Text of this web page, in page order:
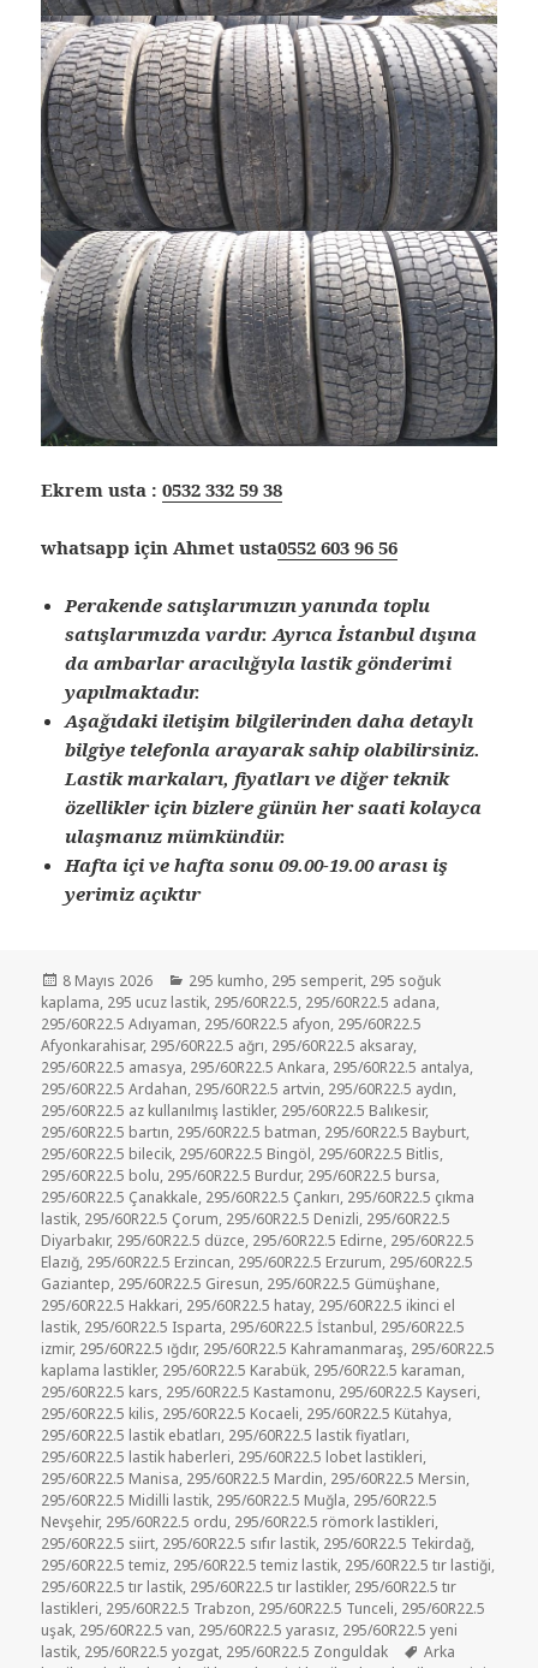
Ekrem usta :0532 332 59 38
whatsapp için Ahmet usta0552 603 96 56
Perakende satışlarımızın yanında toplu
satışlarımızda vardır. Ayrıca İstanbul dışına
da ambarlar aracılığıyla lastik gönderimi
yapılmaktadır.
Aşağıdaki iletişim bilgilerinden daha detaylı
bilgiye telefonla arayarak sahip olabilirsiniz.
Lastik markaları, fiyatları ve diğer teknik
özellikler için bizlere günün her saati kolayca
ulaşmanız mümkündür.
Hafta içi ve hafta sonu 09.00-19.00 arası iş
yerimiz açıktır
Yayın
tarihi
8 Mayıs 2026 Kategoriler
295 kumho, 295 semperit, 295 soğuk
kaplama, 295 ucuz lastik, 295/60R22.5, 295/60R22.5 adana,
295/60R22.5 Adıyaman, 295/60R22.5 afyon, 295/60R22.5
Afyonkarahisar, 295/60R22.5 ağrı, 295/60R22.5 aksaray,
295/60R22.5 amasya, 295/60R22.5 Ankara, 295/60R22.5 antalya,
295/60R22.5 Ardahan, 295/60R22.5 artvin, 295/60R22.5 aydın,
295/60R22.5 az kullanılmış lastikler, 295/60R22.5 Balıkesir,
295/60R22.5 bartın, 295/60R22.5 batman, 295/60R22.5 Bayburt,
295/60R22.5 bilecik, 295/60R22.5 Bingöl, 295/60R22.5 Bitlis,
295/60R22.5 bolu, 295/60R22.5 Burdur, 295/60R22.5 bursa,
295/60R22.5 Çanakkale, 295/60R22.5 Çankırı, 295/60R22.5 çıkma
lastik, 295/60R22.5 Çorum, 295/60R22.5 Denizli, 295/60R22.5
Diyarbakır, 295/60R22.5 düzce, 295/60R22.5 Edirne, 295/60R22.5
Elazığ, 295/60R22.5 Erzincan, 295/60R22.5 Erzurum, 295/60R22.5
Gaziantep, 295/60R22.5 Giresun, 295/60R22.5 Gümüşhane,
295/60R22.5 Hakkari, 295/60R22.5 hatay, 295/60R22.5 ikinci el
lastik, 295/60R22.5 Isparta, 295/60R22.5 İstanbul, 295/60R22.5
izmir, 295/60R22.5 ığdır, 295/60R22.5 Kahramanmaraş, 295/60R22.5
kaplama lastikler, 295/60R22.5 Karabük, 295/60R22.5 karaman,
295/60R22.5 kars, 295/60R22.5 Kastamonu, 295/60R22.5 Kayseri,
295/60R22.5 kilis, 295/60R22.5 Kocaeli, 295/60R22.5 Kütahya,
295/60R22.5 lastik ebatları, 295/60R22.5 lastik fiyatları,
295/60R22.5 lastik haberleri, 295/60R22.5 lobet lastikleri,
295/60R22.5 Manisa, 295/60R22.5 Mardin, 295/60R22.5 Mersin,
295/60R22.5 Midilli lastik, 295/60R22.5 Muğla, 295/60R22.5
Nevşehir, 295/60R22.5 ordu, 295/60R22.5 römork lastikleri,
295/60R22.5 siirt, 295/60R22.5 sıfır lastik, 295/60R22.5 Tekirdağ,
295/60R22.5 temiz, 295/60R22.5 temiz lastik, 295/60R22.5 tır lastiği,
295/60R22.5 tır lastik, 295/60R22.5 tır lastikler, 295/60R22.5 tır
lastikleri, 295/60R22.5 Trabzon, 295/60R22.5 Tunceli, 295/60R22.5
uşak, 295/60R22.5 van, 295/60R22.5 yarasız, 295/60R22.5 yeni
lastik, 295/60R22.5 yozgat, 295/60R22.5 Zonguldak Etiketler
Arka